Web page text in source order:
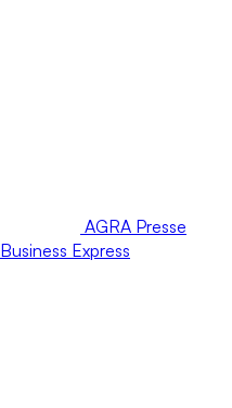
AGRA Presse
Business Express